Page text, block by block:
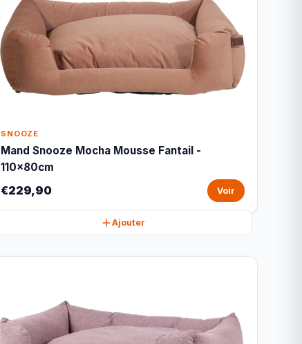
SNOOZE
Mand Snooze Mocha Mousse Fantail -
110x80cm
€229,90 Voir
Ajouter